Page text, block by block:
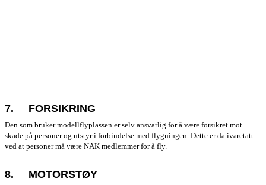
7. FORSIKRING
Den som bruker modellflyplassen er selv ansvarlig for å være forsikret mot
skade på personer og utstyr i forbindelse med flygningen. Dette er da ivaretatt
ved at personer må være NAK medlemmer for å fly.
8. MOTORSTØY